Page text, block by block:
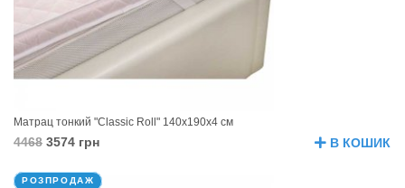
Матрац тонкий "Classic Roll" 140х190х4 см
4468 3574 грн В КОШИК
РОЗПРОДАЖ